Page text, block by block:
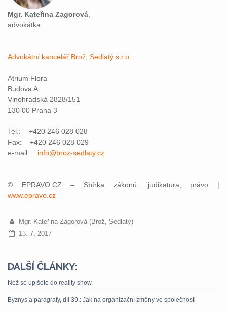
Mgr. Kateřina Zagorová
advokátka
Advokátní kancelář Brož, Sedlatý s.r.o.
Atrium Flora
Budova A
Vinohradská 2828/151
130 00 Praha 3
Tel.: +420 246 028 028
Fax: +420 246 028 029
e-mail: info@broz-sedlaty.cz
© EPRAVO.CZ – Sbírka zákonů, judikatura, právo |
www.epravo.cz
Mgr. Kateřina Zagorová (Brož, Sedlatý)
13. 7. 2017
DALŠÍ ČLÁNKY:
Než se upíšete do reality show
Byznys a paragrafy, díl 39.: Jak na organizační změny ve společnosti